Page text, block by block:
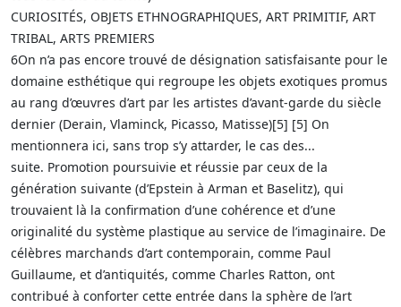
CURIOSITÉS, OBJETS ETHNOGRAPHIQUES, ART PRIMITIF, ART
TRIBAL, ARTS PREMIERS
6On n’a pas encore trouvé de désignation satisfaisante pour le
domaine esthétique qui regroupe les objets exotiques promus
au rang d’œuvres d’art par les artistes d’avant-garde du siècle
dernier (Derain, Vlaminck, Picasso, Matisse)[5] [5] On
mentionnera ici, sans trop s’y attarder, le cas des...
suite. Promotion poursuivie et réussie par ceux de la
génération suivante (d’Epstein à Arman et Baselitz), qui
trouvaient là la confirmation d’une cohérence et d’une
originalité du système plastique au service de l’imaginaire. De
célèbres marchands d’art contemporain, comme Paul
Guillaume, et d’antiquités, comme Charles Ratton, ont
contribué à conforter cette entrée dans la sphère de l’art